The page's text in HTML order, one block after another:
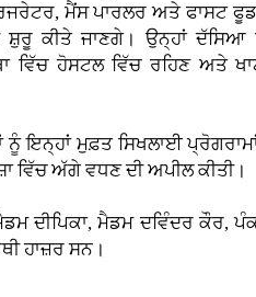
ਮੈਂਸ ਪਾਰਲਰ ਅਤੇ ਫਾਸਟ
ਸ਼ੁਰੂ ਕੀਤੇ ਜਾਣਗੇ। ਉਨ੍ਹਾਂ
ਵਿੱਚ ਹੋਸਟਲ ਵਿੱਚ ਰਹਿਣ ਅਤੇ
ਇਨ੍ਹਾਂ ਮੁਫ਼ਤ ਸਿਖਲਾਈ
ਵਿੱਚ ਅੱਗੇ ਵਧਣ ਦੀ ਅਪੀਲ ਕੀਤੀ।
ਦੀਪਿਕਾ, ਮੈਡਮ ਦਵਿੰਦਰ ਕੌਰ,
ਹਾਜ਼ਰ ਸਨ।